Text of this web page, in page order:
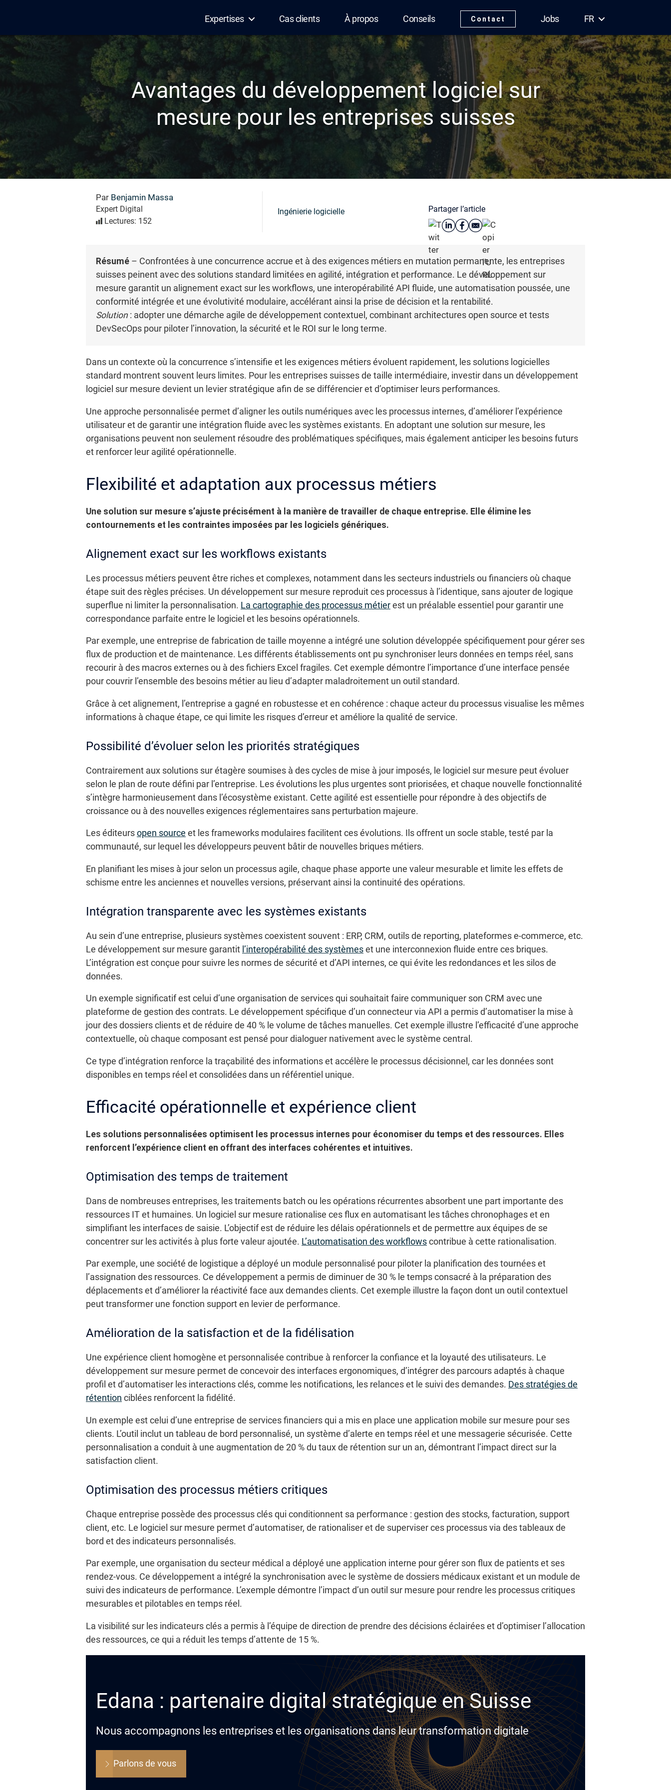
Expertises Cas clients À propos Conseils Contact Jobs FR
Avantages du développement logiciel sur
mesure pour les entreprises suisses
Par Benjamin Massa
Expert Digital
Lectures: 152
Ingénierie logicielle Partager l’article
Résumé – Confrontées à une concurrence accrue et à des exigences métiers en mutation permanente, les entreprises
suisses peinent avec des solutions standard limitées en agilité, intégration et performance. Le développement sur
mesure garantit un alignement exact sur les workflows, une interopérabilité API fluide, une automatisation poussée, une
conformité intégrée et une évolutivité modulaire, accélérant ainsi la prise de décision et la rentabilité.
Solution : adopter une démarche agile de développement contextuel, combinant architectures open source et tests
DevSecOps pour piloter l’innovation, la sécurité et le ROI sur le long terme.
Dans un contexte où la concurrence s’intensifie et les exigences métiers évoluent rapidement, les solutions logicielles
standard montrent souvent leurs limites. Pour les entreprises suisses de taille intermédiaire, investir dans un développement
logiciel sur mesure devient un levier stratégique afin de se différencier et d’optimiser leurs performances.
Une approche personnalisée permet d’aligner les outils numériques avec les processus internes, d’améliorer l’expérience
utilisateur et de garantir une intégration fluide avec les systèmes existants. En adoptant une solution sur mesure, les
organisations peuvent non seulement résoudre des problématiques spécifiques, mais également anticiper les besoins futurs
et renforcer leur agilité opérationnelle.
Flexibilité et adaptation aux processus métiers
Une solution sur mesure s’ajuste précisément à la manière de travailler de chaque entreprise. Elle élimine les
contournements et les contraintes imposées par les logiciels génériques.
Alignement exact sur les workflows existants
Les processus métiers peuvent être riches et complexes, notamment dans les secteurs industriels ou financiers où chaque
étape suit des règles précises. Un développement sur mesure reproduit ces processus à l’identique, sans ajouter de logique
superflue ni limiter la personnalisation. La cartographie des processus métier est un préalable essentiel pour garantir une
correspondance parfaite entre le logiciel et les besoins opérationnels.
Par exemple, une entreprise de fabrication de taille moyenne a intégré une solution développée spécifiquement pour gérer ses
flux de production et de maintenance. Les différents établissements ont pu synchroniser leurs données en temps réel, sans
recourir à des macros externes ou à des fichiers Excel fragiles. Cet exemple démontre l’importance d’une interface pensée
pour couvrir l’ensemble des besoins métier au lieu d’adapter maladroitement un outil standard.
Grâce à cet alignement, l’entreprise a gagné en robustesse et en cohérence : chaque acteur du processus visualise les mêmes
informations à chaque étape, ce qui limite les risques d’erreur et améliore la qualité de service.
Possibilité d’évoluer selon les priorités stratégiques
Contrairement aux solutions sur étagère soumises à des cycles de mise à jour imposés, le logiciel sur mesure peut évoluer
selon le plan de route défini par l’entreprise. Les évolutions les plus urgentes sont priorisées, et chaque nouvelle fonctionnalité
s’intègre harmonieusement dans l’écosystème existant. Cette agilité est essentielle pour répondre à des objectifs de
croissance ou à des nouvelles exigences réglementaires sans perturbation majeure.
Les éditeurs open source et les frameworks modulaires facilitent ces évolutions. Ils offrent un socle stable, testé par la
communauté, sur lequel les développeurs peuvent bâtir de nouvelles briques métiers.
En planifiant les mises à jour selon un processus agile, chaque phase apporte une valeur mesurable et limite les effets de
schisme entre les anciennes et nouvelles versions, préservant ainsi la continuité des opérations.
Intégration transparente avec les systèmes existants
Au sein d’une entreprise, plusieurs systèmes coexistent souvent : ERP, CRM, outils de reporting, plateformes e-commerce, etc.
Le développement sur mesure garantit l’interopérabilité des systèmes et une interconnexion fluide entre ces briques.
L’intégration est conçue pour suivre les normes de sécurité et d’API internes, ce qui évite les redondances et les silos de
données.
Un exemple significatif est celui d’une organisation de services qui souhaitait faire communiquer son CRM avec une
plateforme de gestion des contrats. Le développement spécifique d’un connecteur via API a permis d’automatiser la mise à
jour des dossiers clients et de réduire de 40 % le volume de tâches manuelles. Cet exemple illustre l’efficacité d’une approche
contextuelle, où chaque composant est pensé pour dialoguer nativement avec le système central.
Ce type d’intégration renforce la traçabilité des informations et accélère le processus décisionnel, car les données sont
disponibles en temps réel et consolidées dans un référentiel unique.
Efficacité opérationnelle et expérience client
Les solutions personnalisées optimisent les processus internes pour économiser du temps et des ressources. Elles
renforcent l’expérience client en offrant des interfaces cohérentes et intuitives.
Optimisation des temps de traitement
Dans de nombreuses entreprises, les traitements batch ou les opérations récurrentes absorbent une part importante des
ressources IT et humaines. Un logiciel sur mesure rationalise ces flux en automatisant les tâches chronophages et en
simplifiant les interfaces de saisie. L’objectif est de réduire les délais opérationnels et de permettre aux équipes de se
concentrer sur les activités à plus forte valeur ajoutée. L’automatisation des workflows contribue à cette rationalisation.
Par exemple, une société de logistique a déployé un module personnalisé pour piloter la planification des tournées et
l’assignation des ressources. Ce développement a permis de diminuer de 30 % le temps consacré à la préparation des
déplacements et d’améliorer la réactivité face aux demandes clients. Cet exemple illustre la façon dont un outil contextuel
peut transformer une fonction support en levier de performance.
Amélioration de la satisfaction et de la fidélisation
Une expérience client homogène et personnalisée contribue à renforcer la confiance et la loyauté des utilisateurs. Le
développement sur mesure permet de concevoir des interfaces ergonomiques, d’intégrer des parcours adaptés à chaque
profil et d’automatiser les interactions clés, comme les notifications, les relances et le suivi des demandes. Des stratégies de
rétention ciblées renforcent la fidélité.
Un exemple est celui d’une entreprise de services financiers qui a mis en place une application mobile sur mesure pour ses
clients. L’outil inclut un tableau de bord personnalisé, un système d’alerte en temps réel et une messagerie sécurisée. Cette
personnalisation a conduit à une augmentation de 20 % du taux de rétention sur un an, démontrant l’impact direct sur la
satisfaction client.
Optimisation des processus métiers critiques
Chaque entreprise possède des processus clés qui conditionnent sa performance : gestion des stocks, facturation, support
client, etc. Le logiciel sur mesure permet d’automatiser, de rationaliser et de superviser ces processus via des tableaux de
bord et des indicateurs personnalisés.
Par exemple, une organisation du secteur médical a déployé une application interne pour gérer son flux de patients et ses
rendez-vous. Ce développement a intégré la synchronisation avec le système de dossiers médicaux existant et un module de
suivi des indicateurs de performance. L’exemple démontre l’impact d’un outil sur mesure pour rendre les processus critiques
mesurables et pilotables en temps réel.
La visibilité sur les indicateurs clés a permis à l’équipe de direction de prendre des décisions éclairées et d’optimiser l’allocation
des ressources, ce qui a réduit les temps d’attente de 15 %.
Edana : partenaire digital stratégique en Suisse
Nous accompagnons les entreprises et les organisations dans leur transformation digitale
Parlons de vous